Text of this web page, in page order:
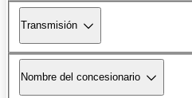
Transmisión
Nombre del concesionario